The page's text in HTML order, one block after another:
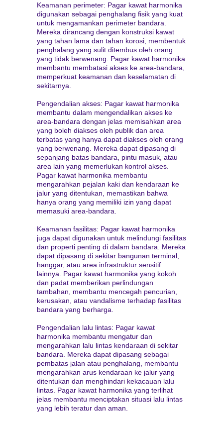
Keamanan perimeter: Pagar kawat harmonika
digunakan sebagai penghalang fisik yang kuat
untuk mengamankan perimeter bandara.
Mereka dirancang dengan konstruksi kawat
yang tahan lama dan tahan korosi, membentuk
penghalang yang sulit ditembus oleh orang
yang tidak berwenang. Pagar kawat harmonika
membantu membatasi akses ke area-bandara,
memperkuat keamanan dan keselamatan di
sekitarnya.
Pengendalian akses: Pagar kawat harmonika
membantu dalam mengendalikan akses ke
area-bandara dengan jelas memisahkan area
yang boleh diakses oleh publik dan area
terbatas yang hanya dapat diakses oleh orang
yang berwenang. Mereka dapat dipasang di
sepanjang batas bandara, pintu masuk, atau
area lain yang memerlukan kontrol akses.
Pagar kawat harmonika membantu
mengarahkan pejalan kaki dan kendaraan ke
jalur yang ditentukan, memastikan bahwa
hanya orang yang memiliki izin yang dapat
memasuki area-bandara.
Keamanan fasilitas: Pagar kawat harmonika
juga dapat digunakan untuk melindungi fasilitas
dan properti penting di dalam bandara. Mereka
dapat dipasang di sekitar bangunan terminal,
hanggar, atau area infrastruktur sensitif
lainnya. Pagar kawat harmonika yang kokoh
dan padat memberikan perlindungan
tambahan, membantu mencegah pencurian,
kerusakan, atau vandalisme terhadap fasilitas
bandara yang berharga.
Pengendalian lalu lintas: Pagar kawat
harmonika membantu mengatur dan
mengarahkan lalu lintas kendaraan di sekitar
bandara. Mereka dapat dipasang sebagai
pembatas jalan atau penghalang, membantu
mengarahkan arus kendaraan ke jalur yang
ditentukan dan menghindari kekacauan lalu
lintas. Pagar kawat harmonika yang terlihat
jelas membantu menciptakan situasi lalu lintas
yang lebih teratur dan aman.